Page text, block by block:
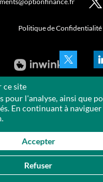
Politique de Confidentialité
ce site
pour l'analyse, ainsi que
En continuant à naviguer
Accepter
Refuser